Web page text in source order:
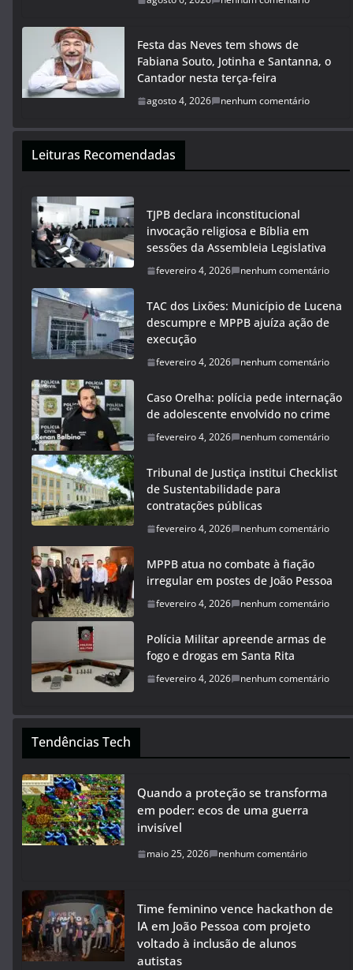
Festa das Neves tem shows de
Fabiana Souto, Jotinha e Santanna, o
Cantador nesta terça-feira
agosto 4, 2026 nenhum comentário
Leituras Recomendadas
TJPB declara inconstitucional
invocação religiosa e Bíblia em
sessões da Assembleia Legislativa
fevereiro 4, 2026 nenhum comentário
TAC dos Lixões: Município de Lucena
descumpre e MPPB ajuíza ação de
execução
fevereiro 4, 2026 nenhum comentário
Caso Orelha: polícia pede internação
de adolescente envolvido no crime
fevereiro 4, 2026 nenhum comentário
Tribunal de Justiça institui Checklist
de Sustentabilidade para
contratações públicas
fevereiro 4, 2026 nenhum comentário
MPPB atua no combate à fiação
irregular em postes de João Pessoa
fevereiro 4, 2026 nenhum comentário
Polícia Militar apreende armas de
fogo e drogas em Santa Rita
fevereiro 4, 2026 nenhum comentário
Tendências Tech
Quando a proteção se transforma
em poder: ecos de uma guerra
invisível
maio 25, 2026 nenhum comentário
Time feminino vence hackathon de
IA em João Pessoa com projeto
voltado à inclusão de alunos
autistas